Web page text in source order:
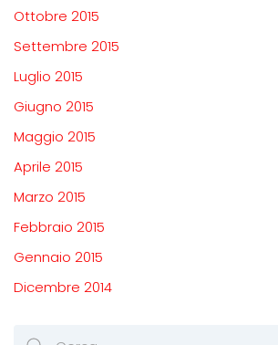
Ottobre 2015
Settembre 2015
Luglio 2015
Giugno 2015
Maggio 2015
Aprile 2015
Marzo 2015
Febbraio 2015
Gennaio 2015
Dicembre 2014